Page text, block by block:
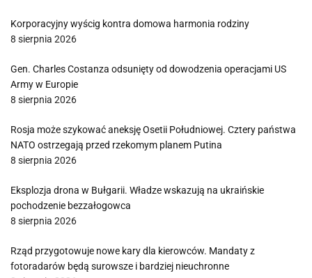
Korporacyjny wyścig kontra domowa harmonia rodziny
8 sierpnia 2026
Gen. Charles Costanza odsunięty od dowodzenia operacjami US
Army w Europie
8 sierpnia 2026
Rosja może szykować aneksję Osetii Południowej. Cztery państwa
NATO ostrzegają przed rzekomym planem Putina
8 sierpnia 2026
Eksplozja drona w Bułgarii. Władze wskazują na ukraińskie
pochodzenie bezzałogowca
8 sierpnia 2026
Rząd przygotowuje nowe kary dla kierowców. Mandaty z
fotoradarów będą surowsze i bardziej nieuchronne